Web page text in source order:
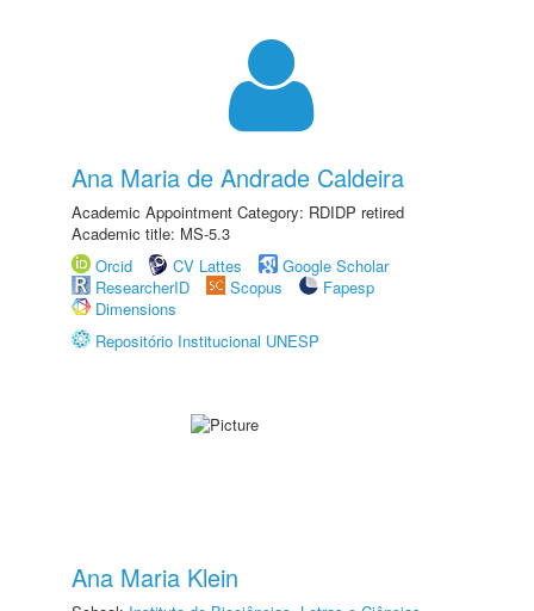
Ana Maria de Andrade Caldeira
Academic Appointment Category: RDIDP retired
Academic title: MS-5.3
Orcid
CV Lattes
Google Scholar
ResearcherID
Scopus
Fapesp
Dimensions
Repositório Institucional UNESP
Ana Maria Klein